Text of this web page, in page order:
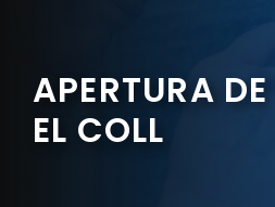
APERTURA
EL COLL